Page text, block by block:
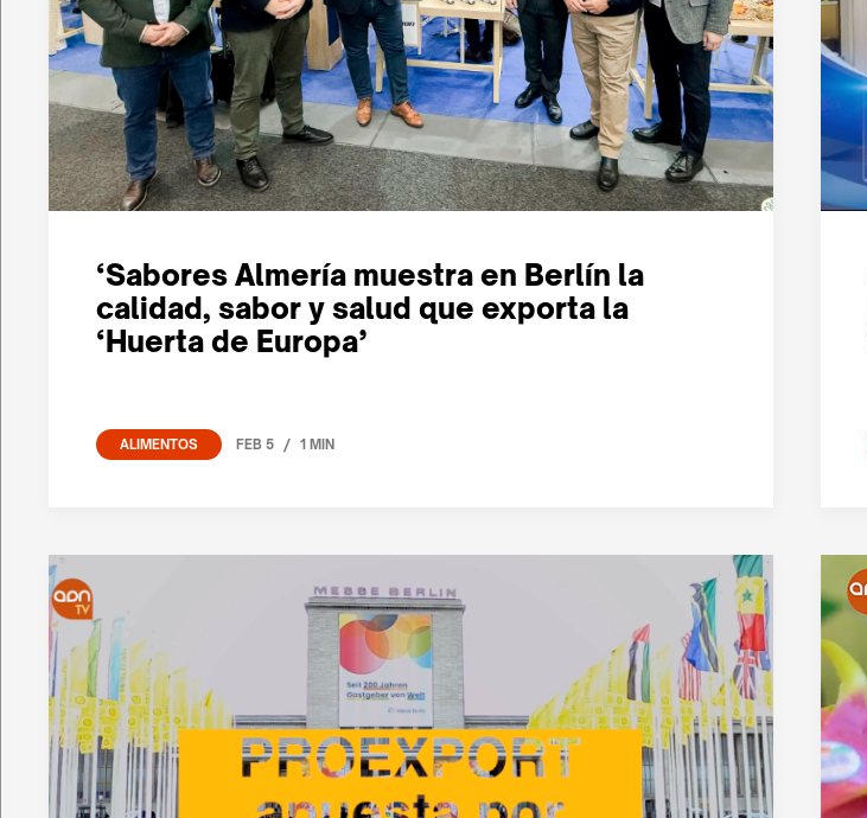
‘Sabores Almería muestra en Berlín la
calidad, sabor y salud que exporta la
‘Huerta de Europa’
ALIMENTOS FEB 5 / 1 MIN